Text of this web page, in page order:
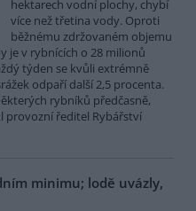
hektarech vodní plochy, chybí
více než třetina vody. Oproti
běžnému zdržovaném objemu
je v rybnících o 28 milionů
týden se kvůli extrémně
odpaří další 2,5 procenta.
rybníků předčasně,
provozní ředitel Rybářství
minimu; lodě uvázly,